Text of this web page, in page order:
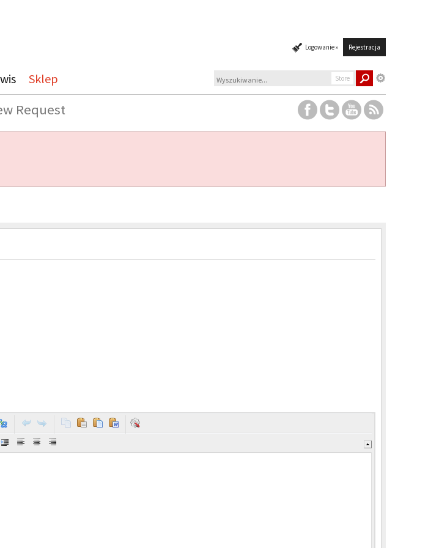
Logowanie » Rejestracja
Sklep Store
Request